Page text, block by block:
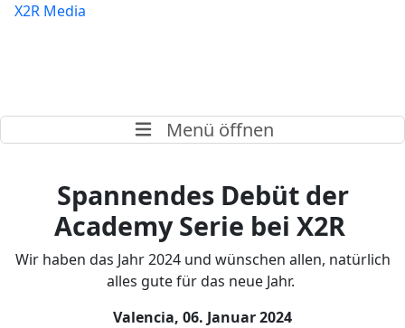
X2R Media
Menü öffnen
Spannendes Debüt der
Academy Serie bei X2R
Wir haben das Jahr 2024 und wünschen allen, natürlich
alles gute für das neue Jahr.
Valencia, 06. Januar 2024